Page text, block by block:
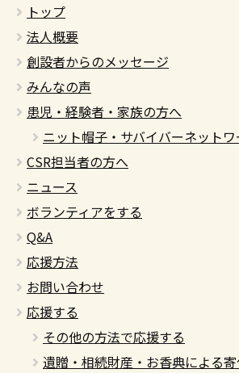
トップ
法人概要
創設者からのメッセージ
みんなの声
患児・経験者・家族の方へ
ニット帽子・サバイバーネット
CSR担当者の方へ
ニュース
ボランティアをする
Q&A
応援方法
お問い合わせ
応援する
その他の方法で応援する
遺贈・相続財産・お香典による